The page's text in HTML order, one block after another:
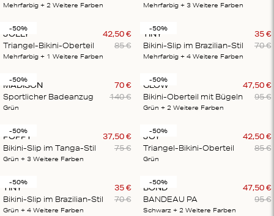
Mehrfarbig + 2 Weitere Farben Mehrfarbig + 3 Weitere Farben
-50%
JOLLY
Triangel-Bikini-Oberteil
42,50€
85€
Mehrfarbig + 1 Weitere Farben
-50%
TINY
Bikini-Slip im Brazilian-Stil
35€
70€
Mehrfarbig + 4 Weitere Farben
-50%
MADISON
Sportlicher Badeanzug
70€
140€
Grün
-50%
GLOW
Bikini-Oberteil mit Bügeln
47,50€
95€
Grün + 2 Weitere Farben
-50%
POPPY
Bikini-Slip im Tanga-Stil
37,50€
75€
Grün + 3 Weitere Farben
-50%
JOY
Triangel-Bikini-Oberteil
42,50€
85€
Grün
-50%
TINY
Bikini-Slip im Brazilian-Stil
35€
70€
Grün + 4 Weitere Farben
-50%
BOND
BANDEAU PA
47,50€
95€
Schwarz + 2 Weitere Farben